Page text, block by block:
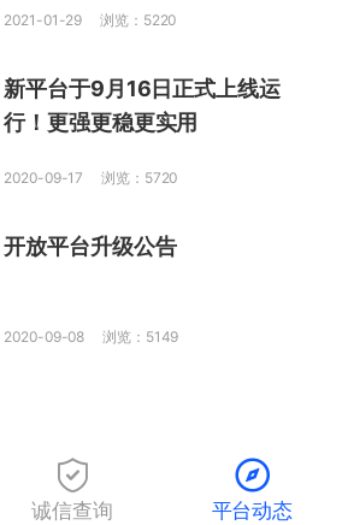
2021-01-29 浏览：5220
新平台于9月16日正式上线运
行！更强更稳更实用
2020-09-17 浏览：5720
开放平台升级公告
2020-09-08 浏览：5149
诚信查询 平台动态